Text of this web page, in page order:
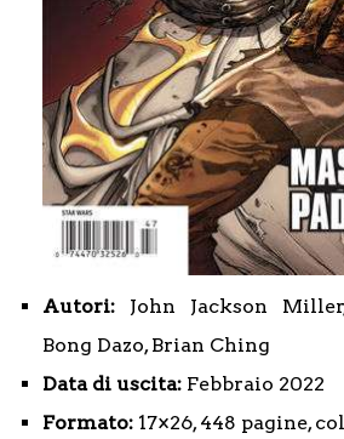
Autori: John Jackson
Bong Dazo, Brian Ching
Data di uscita: Febbraio 2022
Formato: 17×26, 448 pagine,